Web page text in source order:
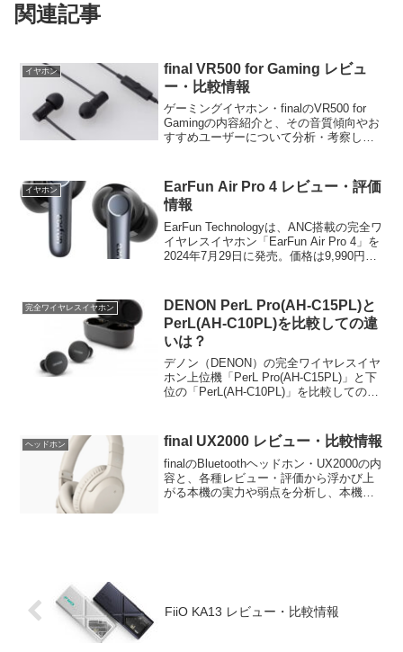
関連記事
イヤホン
final VR500 for Gaming レビュ
ー・比較情報
ゲーミングイヤホン・finalのVR500 for
Gamingの内容紹介と、その音質傾向やお
すすめユーザーについて分析・考察しま
イヤホン
EarFun Air Pro 4 レビュー・評価
情報
EarFun Technologyは、ANC搭載の完全ワ
イヤレスイヤホン「EarFun Air Pro 4」を
2024年7月29日に発売。価格は9,990円。
完全ワイヤレスイヤホン
DENON PerL Pro(AH-C15PL)と
PerL(AH-C10PL)を比較しての違
いは？
デノン（DENON）の完全ワイヤレスイヤ
ホン上位機「PerL Pro(AH-C15PL)」と下
位の「PerL(AH-C10PL)」を比較しての違
ヘッドホン final UX2000 レビュー・比較情報
finalのBluetoothヘッドホン・UX2000の内
容と、各種レビュー・評価から浮かび上
がる本機の実力や弱点を分析し、本機の
FiiO KA13 レビュー・比較情報